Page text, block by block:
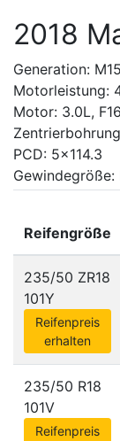
2018
Generation:
Motorleistung:
Motor: 3.0L,
PCD: 5x114.3
Gewindegröße:
Reifengröße
235/50 ZR18
101Y
Reifenpreis
erhalten
235/50 R18
101V
Reifenpreis